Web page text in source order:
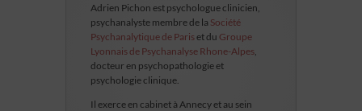
Adrien Pichon est psychologue clinicien,
psychanalyste membre de la Société
Psychanalytique de Pariset du Groupe
Lyonnais de Psychanalyse Rhone-Alpes,
docteur en psychopathologie et
psychologie clinique.
Il exerce en cabinet à Annecy et au sein